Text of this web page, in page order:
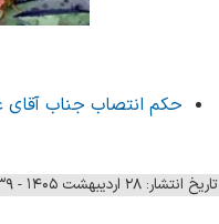
حکم انتصاب جناب آقای
تاریخ انتشار: ۲۸ اردیبهشت ۱۴۰۵ - ۱۳:۳۹